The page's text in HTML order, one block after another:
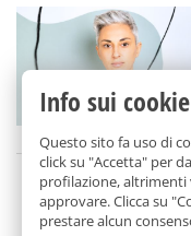
Info sui cookie
Questo sito fa uso di
click su "Accetta" per
profilazione, altrimenti
approvare. Clicca su
prestare alcun